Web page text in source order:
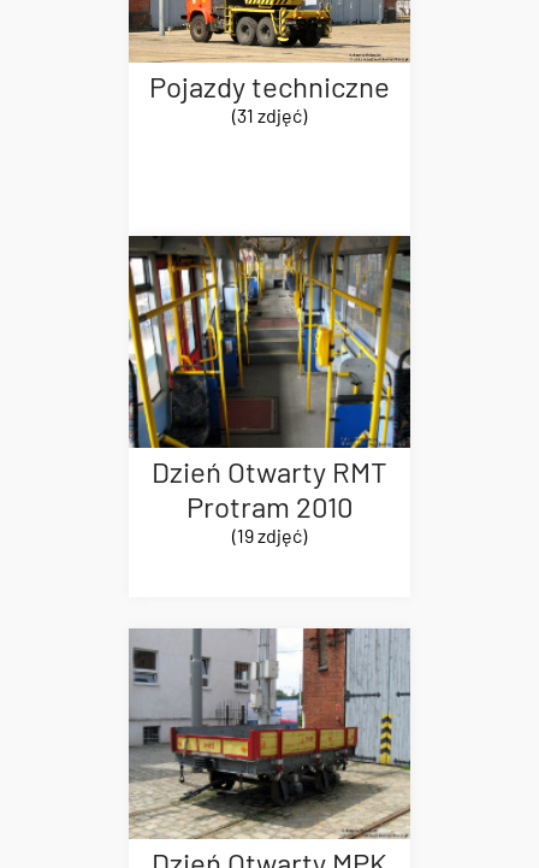
Pojazdy techniczne
(31 zdjęć)
Dzień Otwarty RMT
Protram 2010
(19 zdjęć)